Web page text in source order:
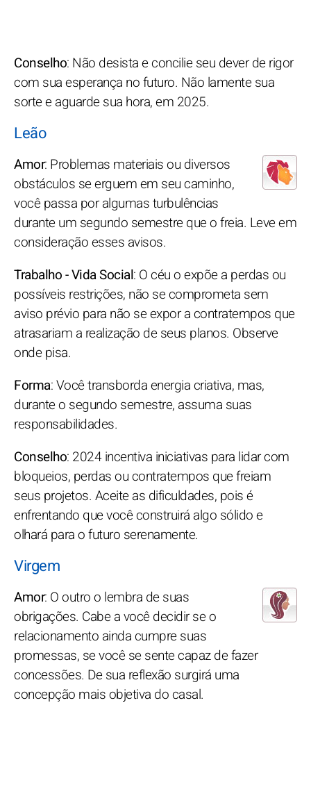
Conselho: Não desista e concilie seu dever de rigor
com sua esperança no futuro. Não lamente sua
sorte e aguarde sua hora, em 2025.
Leão
Amor: Problemas materiais ou diversos
obstáculos se erguem em seu caminho,
você passa por algumas turbulências
durante um segundo semestre que o freia. Leve em
consideração esses avisos.
Trabalho - Vida Social: O céu o expõe a perdas ou
possíveis restrições, não se comprometa sem
aviso prévio para não se expor a contratempos que
atrasariam a realização de seus planos. Observe
onde pisa.
Forma: Você transborda energia criativa, mas,
durante o segundo semestre, assuma suas
responsabilidades.
Conselho: 2024 incentiva iniciativas para lidar com
bloqueios, perdas ou contratempos que freiam
seus projetos. Aceite as dificuldades, pois é
enfrentando que você construirá algo sólido e
olhará para o futuro serenamente.
Virgem
Amor: O outro o lembra de suas
obrigações. Cabe a você decidir se o
relacionamento ainda cumpre suas
promessas, se você se sente capaz de fazer
concessões. De sua reflexão surgirá uma
concepção mais objetiva do casal.